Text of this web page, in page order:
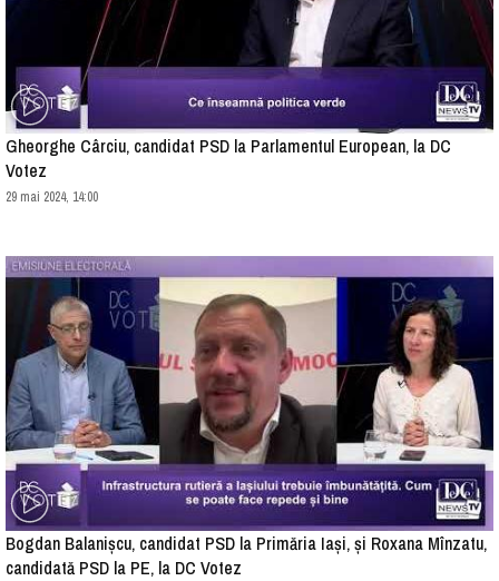
Gheorghe Cârciu, candidat PSD la Parlamentul European, la DC
Votez
29 mai 2024, 14:00
Bogdan Balanișcu, candidat PSD la Primăria Iași, și Roxana Mînzatu,
candidată PSD la PE, la DC Votez